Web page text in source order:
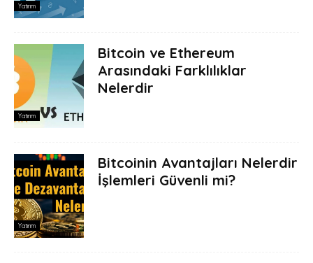
Yatırım
Yatırım
Bitcoin ve Ethereum
Arasındaki Farklılıklar
Nelerdir
Yatırım
Bitcoinin Avantajları Nelerdir
İşlemleri Güvenli mi?